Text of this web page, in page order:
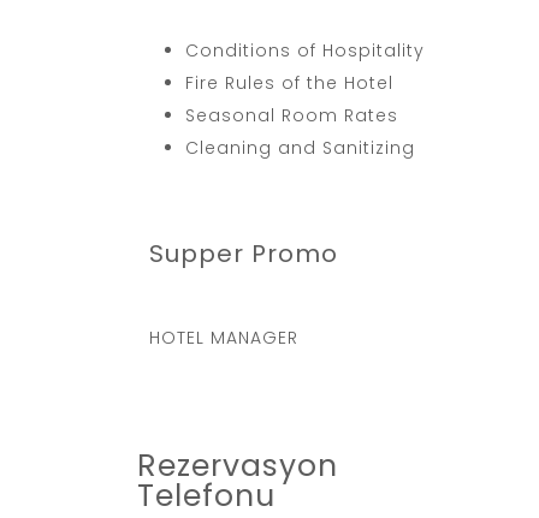
Conditions of Hospitality
Fire Rules of the Hotel
Seasonal Room Rates
Cleaning and Sanitizing
Supper Promo
HOTEL MANAGER
Rezervasyon
Telefonu